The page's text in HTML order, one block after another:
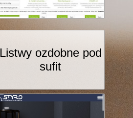
Listwy ozdobne pod
sufit